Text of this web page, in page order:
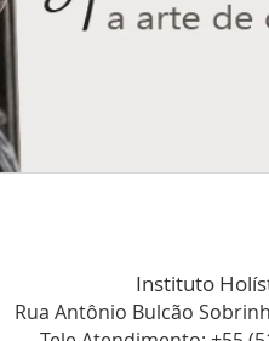
Instituto
Rua Antônio Bulcão